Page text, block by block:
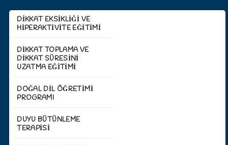
DİKKAT EKSİKLİĞİ VE
HİPERAKTİVİTE EĞİTİMİ
DİKKAT TOPLAMA VE
DİKKAT SÜRESİNİ
UZATMA EĞİTİMİ
DOĞAL DİL ÖĞRETİMİ
PROGRAMI
DUYU BÜTÜNLEME
TERAPİSİ